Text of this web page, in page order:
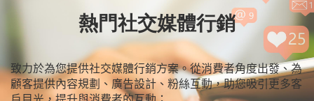
熱門社交媒體行銷
致力於為您提供社交媒體行銷方案。從消費者角度出發、為
顧客提供內容規劃、廣告設計、粉絲互動，助您吸引更多客